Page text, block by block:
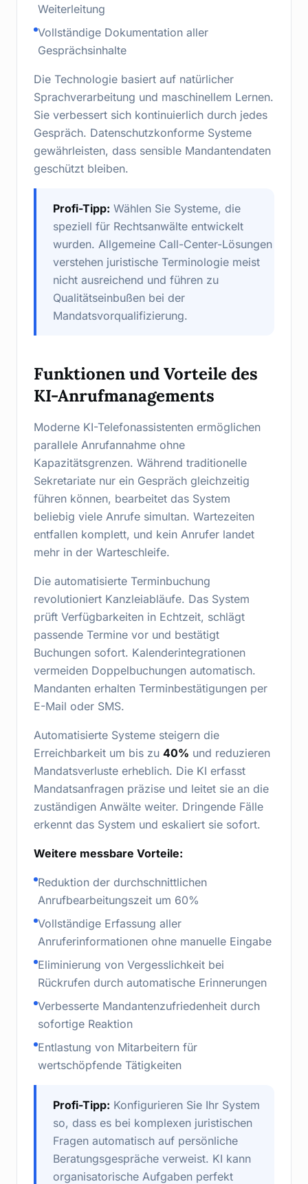
Weiterleitung
Vollständige Dokumentation aller
Gesprächsinhalte
Die Technologie basiert auf natürlicher
Sprachverarbeitung und maschinellem Lernen.
Sie verbessert sich kontinuierlich durch jedes
Gespräch. Datenschutzkonforme Systeme
gewährleisten, dass sensible Mandantendaten
geschützt bleiben.
Profi-Tipp: Wählen Sie Systeme, die
speziell für Rechtsanwälte entwickelt
wurden. Allgemeine Call-Center-Lösungen
verstehen juristische Terminologie meist
nicht ausreichend und führen zu
Qualitätseinbußen bei der
Mandatsvorqualifizierung.
Funktionen und Vorteile des
KI-Anrufmanagements
Moderne KI-Telefonassistenten ermöglichen
parallele Anrufannahme ohne
Kapazitätsgrenzen. Während traditionelle
Sekretariate nur ein Gespräch gleichzeitig
führen können, bearbeitet das System
beliebig viele Anrufe simultan. Wartezeiten
entfallen komplett, und kein Anrufer landet
mehr in der Warteschleife.
Die automatisierte Terminbuchung
revolutioniert Kanzleiabläufe. Das System
prüft Verfügbarkeiten in Echtzeit, schlägt
passende Termine vor und bestätigt
Buchungen sofort. Kalenderintegrationen
vermeiden Doppelbuchungen automatisch.
Mandanten erhalten Terminbestätigungen per
E-Mail oder SMS.
Automatisierte Systeme steigern die
Erreichbarkeit um bis zu 40% und reduzieren
Mandatsverluste erheblich. Die KI erfasst
Mandatsanfragen präzise und leitet sie an die
zuständigen Anwälte weiter. Dringende Fälle
erkennt das System und eskaliert sie sofort.
Weitere messbare Vorteile:
Reduktion der durchschnittlichen
Anrufbearbeitungszeit um 60%
Vollständige Erfassung aller
Anruferinformationen ohne manuelle Eingabe
Eliminierung von Vergesslichkeit bei
Rückrufen durch automatische Erinnerungen
Verbesserte Mandantenzufriedenheit durch
sofortige Reaktion
Entlastung von Mitarbeitern für
wertschöpfende Tätigkeiten
Profi-Tipp: Konfigurieren Sie Ihr System
so, dass es bei komplexen juristischen
Fragen automatisch auf persönliche
Beratungsgespräche verweist. KI kann
organisatorische Aufgaben perfekt